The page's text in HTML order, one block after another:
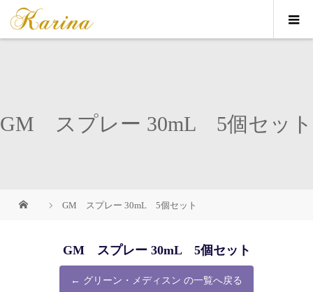
GM スプレー 30mL 5個セット
GM スプレー 30mL 5個セット
GM スプレー 30mL 5個セット
← グリーン・メディスン の一覧へ戻る